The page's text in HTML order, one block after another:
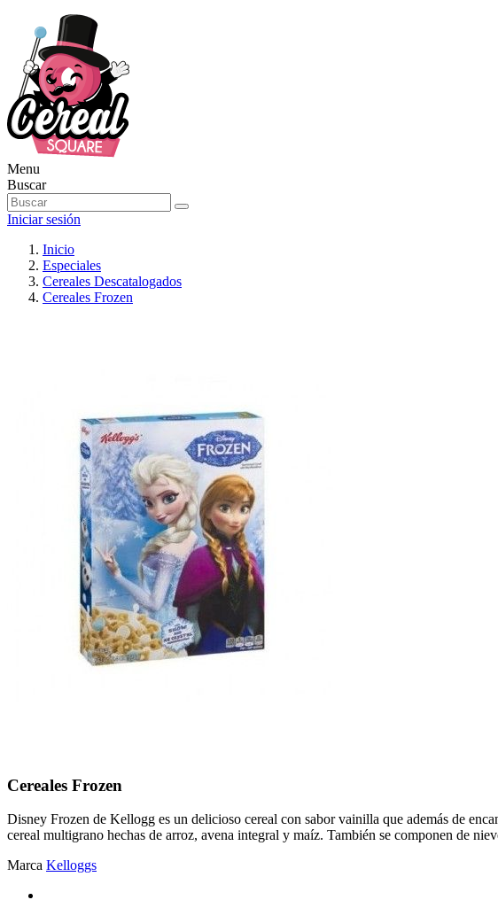
Menu
Buscar
Iniciar sesión
Inicio
Especiales
Cereales Descatalogados
Cereales Frozen
Cereales Frozen
Disney Frozen de Kellogg es un delicioso cereal con sabor vainilla que además de
cereal multigrano hechas de arroz, avena integral y maíz. También se componen de
Marca Kelloggs